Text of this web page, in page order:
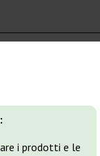
i prodotti e le